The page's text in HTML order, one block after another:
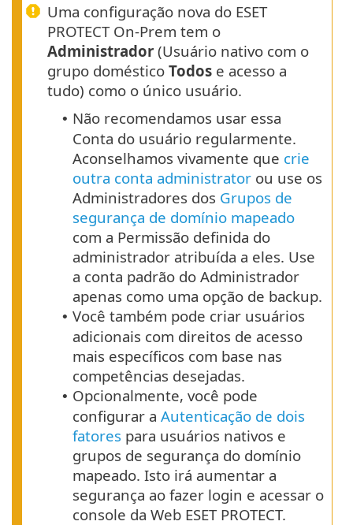
Uma configuração nova do ESET
PROTECT On-Prem tem o
Administrador (Usuário nativo com o
grupo doméstico Todos e acesso a
tudo) como o único usuário.
• Não recomendamos usar essa
Conta do usuário regularmente.
Aconselhamos vivamente que crie
outra conta administrator ou use os
Administradores dos Grupos de
segurança de domínio mapeado
com a Permissão definida do
administrador atribuída a eles. Use
a conta padrão do Administrador
apenas como uma opção de backup.
• Você também pode criar usuários
adicionais com direitos de acesso
mais específicos com base nas
competências desejadas.
• Opcionalmente, você pode
configurar a Autenticação de dois
fatores para usuários nativos e
grupos de segurança do domínio
mapeado. Isto irá aumentar a
segurança ao fazer login e acessar o
console da Web ESET PROTECT.